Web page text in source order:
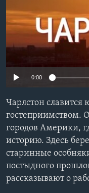
Learning English
СОЦИАЛЬНЫЕ СЕТИ
No media
0:00
Чарлстон
гостеприимством.
городов Америки,
историю. Здесь
старинные
постыдного
рассказывают о